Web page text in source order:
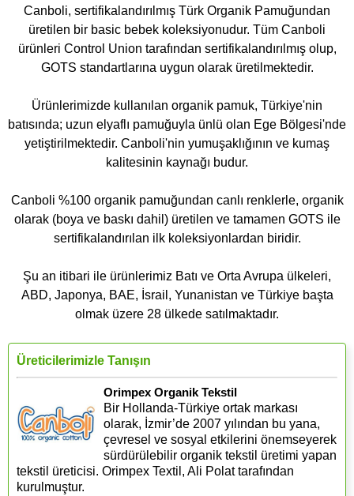
Canboli, sertifikalandırılmış Türk Organik Pamuğundan
üretilen bir basic bebek koleksiyonudur. Tüm Canboli
ürünleri Control Union tarafından sertifikalandırılmış olup,
GOTS standartlarına uygun olarak üretilmektedir.
Ürünlerimizde kullanılan organik pamuk, Türkiye'nin
batısında; uzun elyaflı pamuğuyla ünlü olan Ege Bölgesi'nde
yetiştirilmektedir. Canboli'nin yumuşaklığının ve kumaş
kalitesinin kaynağı budur.
Canboli %100 organik pamuğundan canlı renklerle, organik
olarak (boya ve baskı dahil) üretilen ve tamamen GOTS ile
sertifikalandırılan ilk koleksiyonlardan biridir.
Şu an itibari ile ürünlerimiz Batı ve Orta Avrupa ülkeleri,
ABD, Japonya, BAE, İsrail, Yunanistan ve Türkiye başta
olmak üzere 28 ülkede satılmaktadır.
Üreticilerimizle Tanışın
Orimpex Organik Tekstil
Bir Hollanda-Türkiye ortak markası
olarak, İzmir’de 2007 yılından bu yana,
çevresel ve sosyal etkilerini önemseyerek
sürdürülebilir organik tekstil üretimi yapan
tekstil üreticisi. Orimpex Textil, Ali Polat tarafından
kurulmuştur.